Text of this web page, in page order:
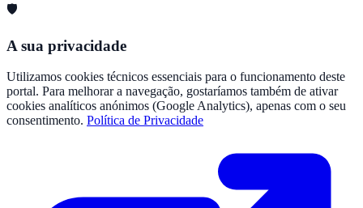
🛡️
A sua privacidade
Utilizamos cookies técnicos essenciais para o funcionamento deste
portal. Para melhorar a navegação, gostaríamos também de ativar
cookies analíticos anónimos (Google Analytics), apenas com o seu
consentimento. Política de Privacidade